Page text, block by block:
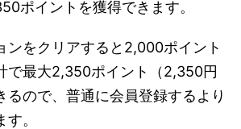
ポイントを獲得できます。
をクリアすると2,000ポイント
で最大2,350ポイント（2,350円
るので、普通に会員登録するより
。